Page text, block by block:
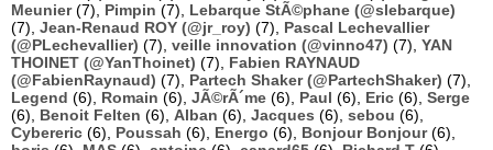
Meunier(7), Pimpin (7), Lebarque StÃ©phane (@slebarque)
(7), Jean-Renaud ROY (@jr_roy) (7), Pascal Lechevallier
(@PLechevallier) (7), veille innovation (@vinno47) (7), YAN
THOINET (@YanThoinet) (7), Fabien RAYNAUD
(@FabienRaynaud) (7), Partech Shaker (@PartechShaker) (7),
Legend (6), Romain (6), JÃ©rÃ´me (6), Paul (6), Eric (6), Serge
(6), Benoit Felten (6), Alban (6), Jacques (6), sebou (6),
Cybereric (6), Poussah (6), Energo (6), Bonjour Bonjour(6),